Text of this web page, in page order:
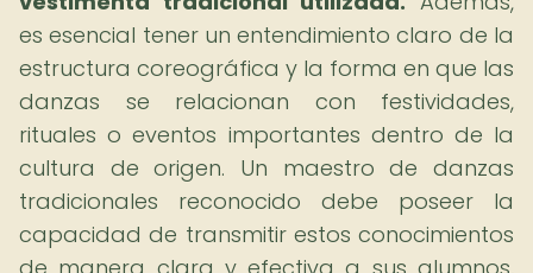
es esencial tener un entendimiento claro de la
estructura coreográfica y la forma en que las
danzas se relacionan con festividades,
rituales o eventos importantes dentro de la
cultura de origen. Un maestro de danzas
tradicionales reconocido debe poseer la
capacidad de transmitir estos conocimientos